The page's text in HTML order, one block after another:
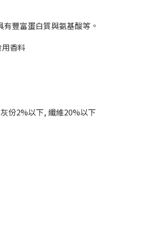
豐富蛋白質與氨基酸等。
香料
份2%以下, 纖維20%以下